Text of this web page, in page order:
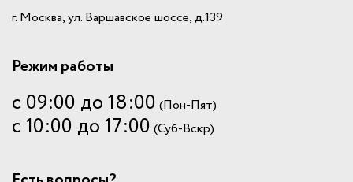
г. Москва, ул. Варшавское шоссе, д.139
Режим работы
с 09:00 до 18:00 (Пон-Пят)
с 10:00 до 17:00 (Суб-Вскр)